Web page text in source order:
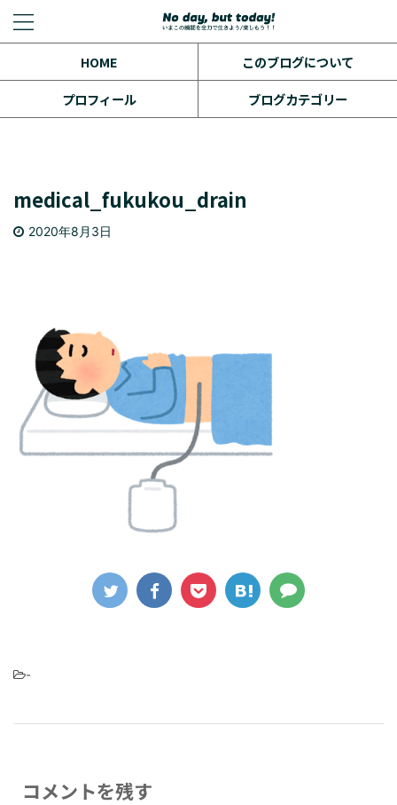
HOME
このブログについて
プロフィール
ブログカテゴリー
medical_fukukou_drain
2020年8月3日
-
コメントを残す